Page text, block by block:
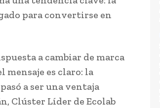
para convertirse en
a cambiar de marca
mensaje es claro: la
a ser una ventaja
Clúster Líder de Ecolab